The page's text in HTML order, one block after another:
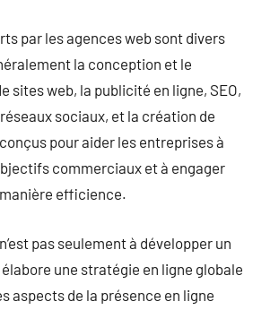
par les agences web sont divers
la conception et le
sites web, la publicité en ligne, SEO,
sociaux, et la création de
pour aider les entreprises à
commerciaux et à engager
efficience.
pas seulement à développer un
une stratégie en ligne globale
aspects de la présence en ligne